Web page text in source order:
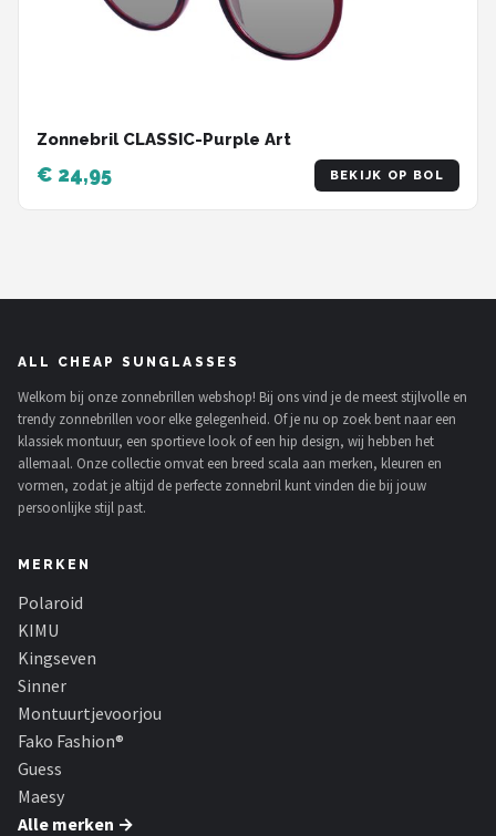
Zonnebril CLASSIC-Purple Art
€ 24,95 BEKIJK OP BOL
ALL CHEAP SUNGLASSES
Welkom bij onze zonnebrillen webshop! Bij ons vind je de meest stijlvolle en
trendy zonnebrillen voor elke gelegenheid. Of je nu op zoek bent naar een
klassiek montuur, een sportieve look of een hip design, wij hebben het
allemaal. Onze collectie omvat een breed scala aan merken, kleuren en
vormen, zodat je altijd de perfecte zonnebril kunt vinden die bij jouw
persoonlijke stijl past.
MERKEN
Polaroid
KIMU
Kingseven
Sinner
Montuurtjevoorjou
Fako Fashion®
Guess
Maesy
Alle merken →